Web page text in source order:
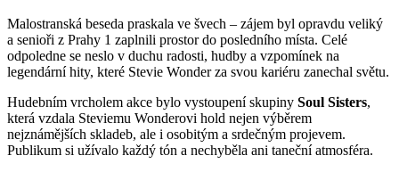
Malostranská beseda praskala ve švech – zájem byl opravdu veliký
a senioři z Prahy 1 zaplnili prostor do posledního místa. Celé
odpoledne se neslo v duchu radosti, hudby a vzpomínek na
legendární hity, které Stevie Wonder za svou kariéru zanechal světu.
Hudebním vrcholem akce bylo vystoupení skupiny Soul Sisters,
která vzdala Steviemu Wonderovi hold nejen výběrem
nejznámějších skladeb, ale i osobitým a srdečným projevem.
Publikum si užívalo každý tón a nechyběla ani taneční atmosféra.